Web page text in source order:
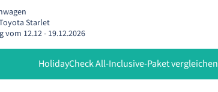
Starlet
vom 12.12 - 19.12.2026
HolidayCheck All-Inclusive-Paket vergleichen